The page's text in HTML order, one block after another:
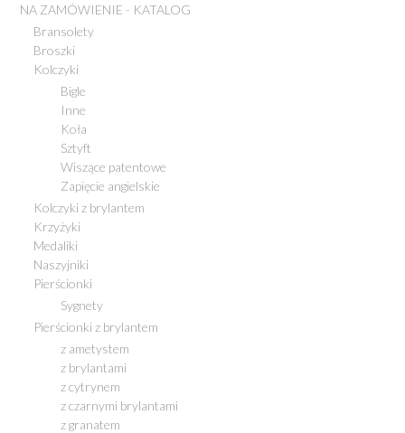
NA ZAMÓWIENIE - KATALOG
Bransolety
Broszki
Kolczyki
Bigle
Inne
Koła
Sztyft
Wiszące patentowe
Zapięcie angielskie
Kolczyki z brylantem
Krzyżyki
Medaliki
Naszyjniki
Pierścionki
Sygnety
Pierścionki z brylantem
z ametystem
z brylantami
z cytrynem
z czarnymi brylantami
z granatem